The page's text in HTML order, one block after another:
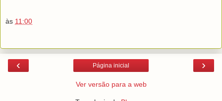
às 11:00
‹ ›
Página inicial
Ver versão para a web